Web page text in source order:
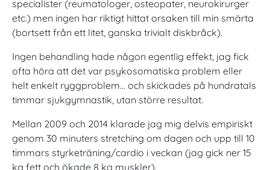
specialister (reumatologer, osteopater, neurokirurger
etc.) men ingen har riktigt hittat orsaken till min smärta
(bortsett från ett litet, ganska trivialt diskbråck).
Ingen behandling hade någon egentlig effekt, jag fick
ofta höra att det var psykosomatiska problem eller
helt enkelt ryggproblem… och skickades på hundratals
timmar sjukgymnastik, utan större resultat.
Mellan 2009 och 2014 klarade jag mig delvis empiriskt
genom 30 minuters stretching om dagen och upp till 10
timmars styrketräning/cardio i veckan (jag gick ner 15
kg fett och ökade 8 kg muskler).